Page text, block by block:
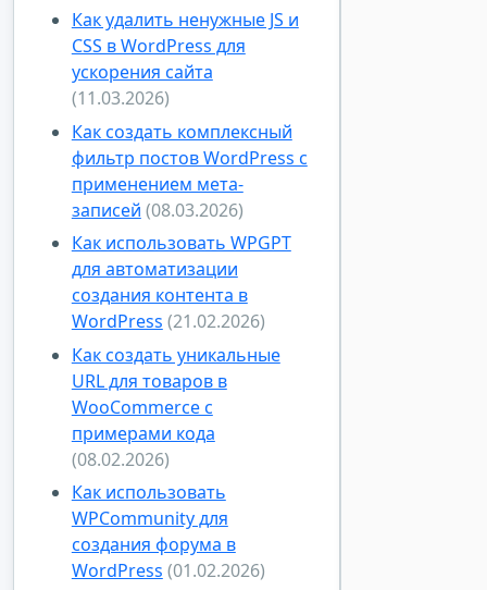
Как удалить ненужные JS и
CSS в WordPress для
ускорения сайта
(11.03.2026)
Как создать комплексный
фильтр постов WordPress с
применением мета-
записей (08.03.2026)
Как использовать WPGPT
для автоматизации
создания контента в
WordPress (21.02.2026)
Как создать уникальные
URL для товаров в
WooCommerce с
примерами кода
(08.02.2026)
Как использовать
WPCommunity для
создания форума в
WordPress (01.02.2026)